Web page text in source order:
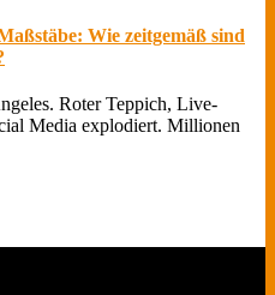
Wie zeitgemäß sind
Roter Teppich, Live-
Media explodiert. Millionen